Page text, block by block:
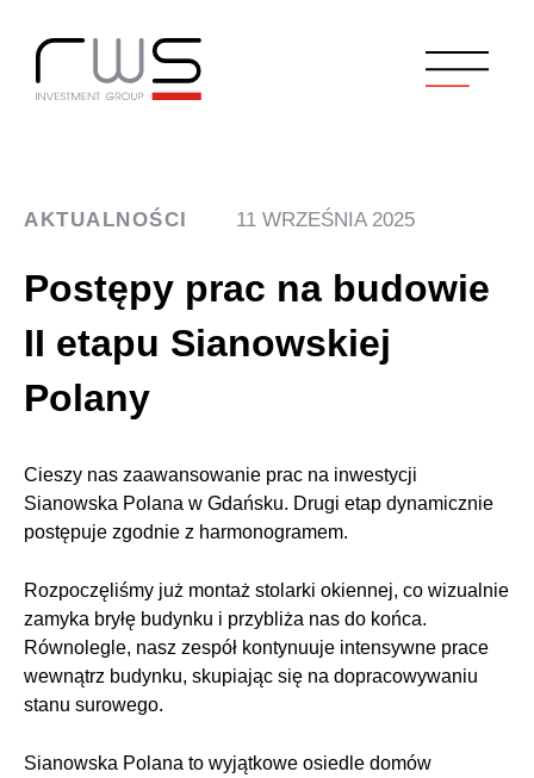
AKTUALNOŚCI 11 WRZEŚNIA 2025
Postępy prac na budowie
II etapu Sianowskiej
Polany
Cieszy nas zaawansowanie prac na inwestycji
Sianowska Polana w Gdańsku. Drugi etap dynamicznie
postępuje zgodnie z harmonogramem.
Rozpoczęliśmy już montaż stolarki okiennej, co wizualnie
zamyka bryłę budynku i przybliża nas do końca.
Równolegle, nasz zespół kontynuuje intensywne prace
wewnątrz budynku, skupiając się na dopracowywaniu
stanu surowego.
Sianowska Polana to wyjątkowe osiedle domów